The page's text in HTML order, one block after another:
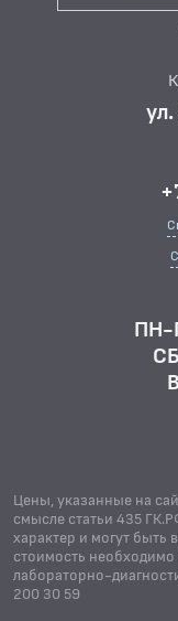
ПН-
СБ
Цены, указанные на
смысле статьи 435
характер и могут
стоимость необходимо
лабораторно-
200 30 59